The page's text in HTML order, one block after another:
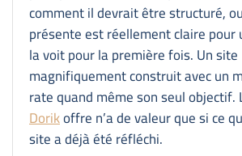
comment il devrait être structuré,
présente est réellement claire pour
la voit pour la première fois. Un site
magnifiquement construit avec un
rate quand même son seul objectif.
Dorikoffre n’a de valeur que si ce
site a déjà été réfléchi.